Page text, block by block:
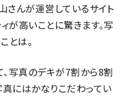
さんが運営しているサイト
が高いことに驚きます。写
とは。
写真のデキが7割から8割
真にはかなりこだわってい